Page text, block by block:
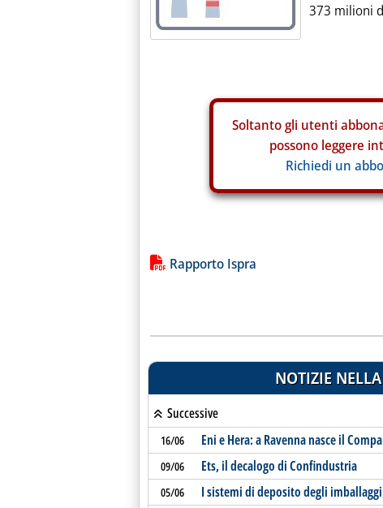
373 milioni
Soltanto gli utenti
possono leggere
Richiedi un
Lista allegati PDF alla notizia
Rapporto Ispra
NOTIZIE
Successive
16/06 Eni e Hera: a Ravenna nasce il
09/06 Ets, il decalogo di Confindustria
05/06 I sistemi di deposito degli